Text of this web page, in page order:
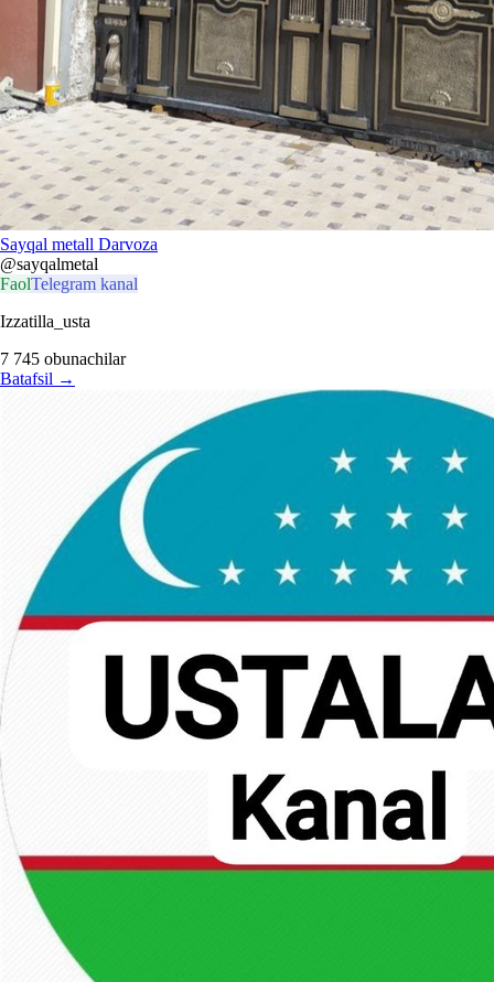
Sayqal metall Darvoza
@sayqalmetal
FaolTelegram kanal
Izzatilla_usta
7 745 obunachilar
Batafsil →